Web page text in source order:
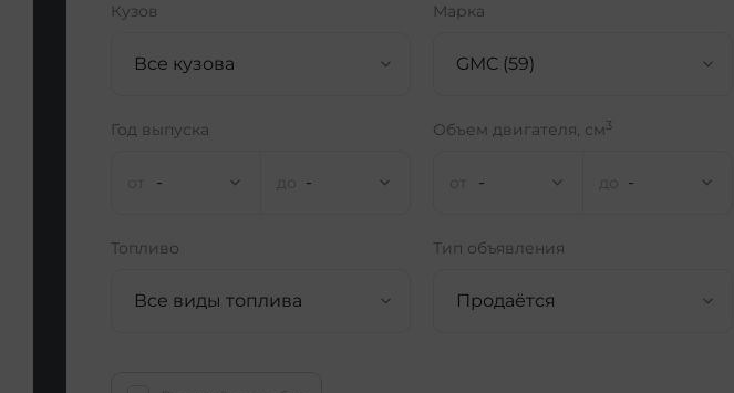
Кузов
Все кузова
Марка
GMC (59)
Год выпуска
- -
Объем двигателя, см3
- -
Топливо
Все виды топлива
Тип объявления
Продаётся